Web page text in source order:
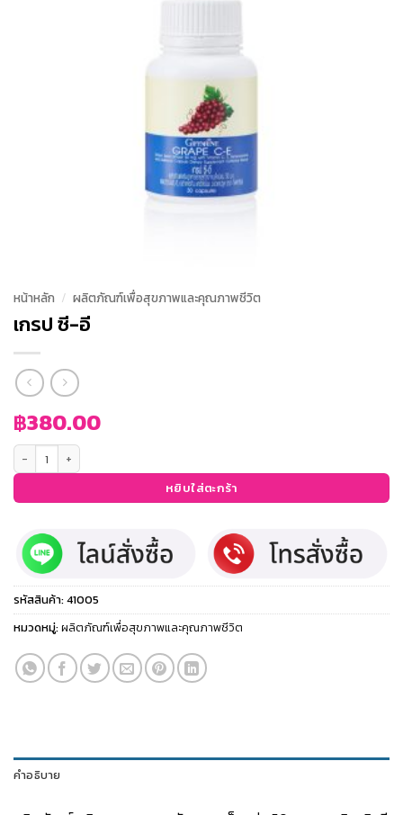
หน้าหลัก / ผลิตภัณฑ์เพื่อสุขภาพและคุณภาพชีวิต
เกรป ซี-อี
฿380.00
จำนวน เกรป ซี-อี ชิ้น
หยิบใส่ตะกร้า
รหัสสินค้า:41005
หมวดหมู่:ผลิตภัณฑ์เพื่อสุขภาพและคุณภาพชีวิต
คำอธิบาย